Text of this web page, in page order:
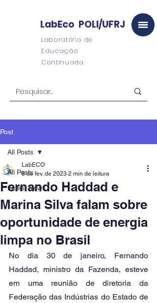
LabEco POLI/UFRJ
Laboratório de
Educação
Continuada
Post
All Posts
Latest News
All Posts
Fernando Haddad e
Marina Silva falam sobre
oportunidade de energia
limpa no Brasil
LabECO
8 de fev. de 2023 2 min de leitura
No dia 30 de janeiro, Fernando
Haddad, ministro da Fazenda, esteve
em uma reunião de diretoria da
Federação das Indústrias do Estado de